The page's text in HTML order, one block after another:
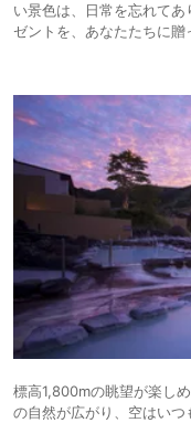
い景色は、日常を忘れて
ゼントを、あなたたちに贈
標高1,800mの眺望が楽し
の自然が広がり、空はい